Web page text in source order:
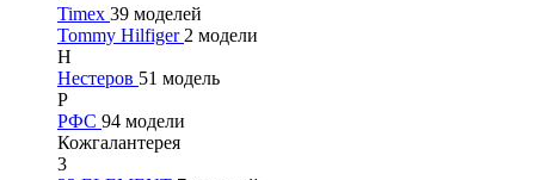
Timex 39 моделей
Tommy Hilfiger 2 модели
Н
Нестеров 51 модель
Р
РФС 94 модели
Кожгалантерея
3